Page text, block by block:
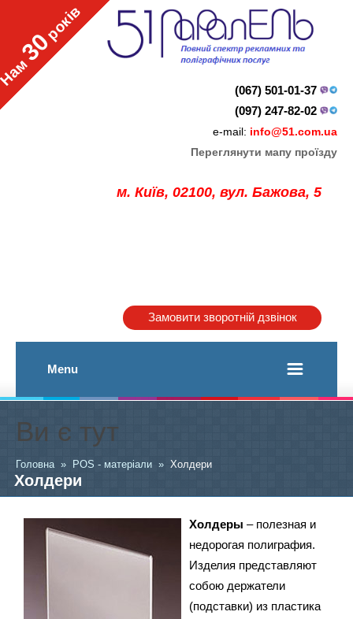
30
років
(067) 501-01-37
(097) 247-82-02
e-mail: info@51.com.ua
Переглянути мапу проїзду
м. Київ, 02100, вул. Бажова, 5
Замовити зворотній дзвінок
Menu
Ви є тут
Головна » POS - матеріали » Холдери
Холдери
Холдеры – полезная и
недорогая полиграфия.
Изделия представляют
собою держатели
(подставки) из пластика